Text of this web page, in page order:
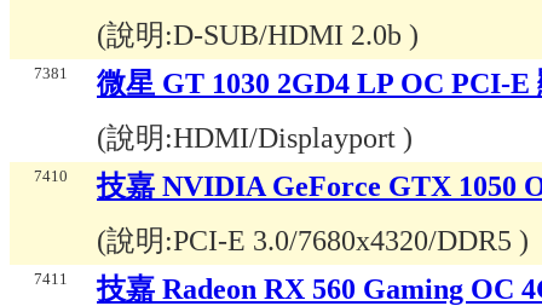
(說明:D-SUB/HDMI 2.0b )
7381
微星 GT 1030 2GD4 LP OC PCI-E
(說明:HDMI/Displayport )
7410
技嘉 NVIDIA GeForce GTX 1050
(說明:PCI-E 3.0/7680x4320/DDR5 )
7411
技嘉 Radeon RX 560 Gaming OC